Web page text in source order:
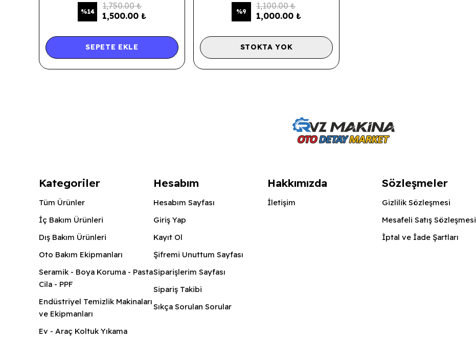
%14
1,750.00 ₺
1,500.00 ₺
SEPETE EKLE
%9
1,100.00 ₺
1,000.00 ₺
STOKTA YOK
Kategoriler
Tüm Ürünler
İç Bakım Ürünleri
Dış Bakım Ürünleri
Oto Bakım Ekipmanları
Seramik - Boya Koruma - Pasta
Cila - PPF
Endüstriyel Temizlik Makinaları
ve Ekipmanları
Ev - Araç Koltuk Yıkama
Hesabım
Hesabım Sayfası
Giriş Yap
Kayıt Ol
Şifremi Unuttum Sayfası
Siparişlerim Sayfası
Sipariş Takibi
Sıkça Sorulan Sorular
Hakkımızda
İletişim
Sözleşmeler
Gizlilik Sözleşmesi
Mesafeli Satış Sözleşmesi
İptal ve İade Şartları